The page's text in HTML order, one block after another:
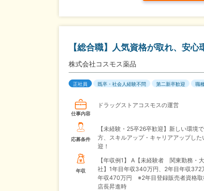
【総合職】人気資格が取れ、安
株式会社コスモス薬品
正社員 既卒・社会人経験不問 第二新卒歓迎 職
仕事内容
ドラッグストアコスモスの運営
応募条件
【未経験・25卒26卒歓迎】新しい環境
方、スキルアップ・キャリアアップした
迎！
年収
【年収例1】
A【未経験者 関東勤務・
社】1年目年収340万円、2年目年収372
年収470万円 ※2年目登録販売者資格取
店長昇進時